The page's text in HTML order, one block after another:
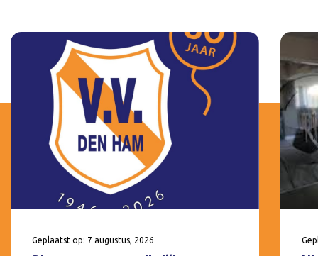
Geplaatst op: 7 augustus, 2026